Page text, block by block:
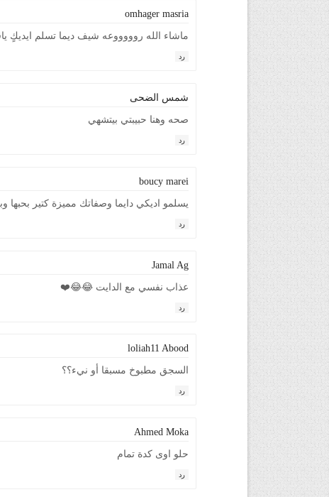
omhager masria
ماشاء الله روووووعه شيف ديما تسلم ايديكٍ
رد
شمس الضحى
صحه وهنا حبيبتي بيتشهي
رد
boucy marei
يسلمو اديكي دايما وصفاتك مميزة كتير بحبها
رد
Jamal Ag
عذاب نفسي مع الدايت 😂😂❤️
رد
loliah11 Abood
السجق مطبوخ مسبقا أو نيء؟؟
رد
Ahmed Moka
حلو اوى كدة تمام
رد